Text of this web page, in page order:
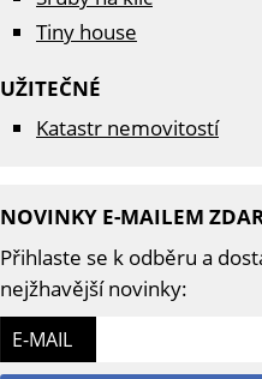
Tiny house
UŽITEČNÉ
Katastr nemovitostí
NOVINKY E-MAILEM
Přihlaste se k odběru a
nejžhavější novinky:
E-MAIL